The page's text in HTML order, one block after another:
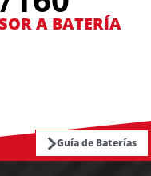
A BATERÍA
Guía de Baterías